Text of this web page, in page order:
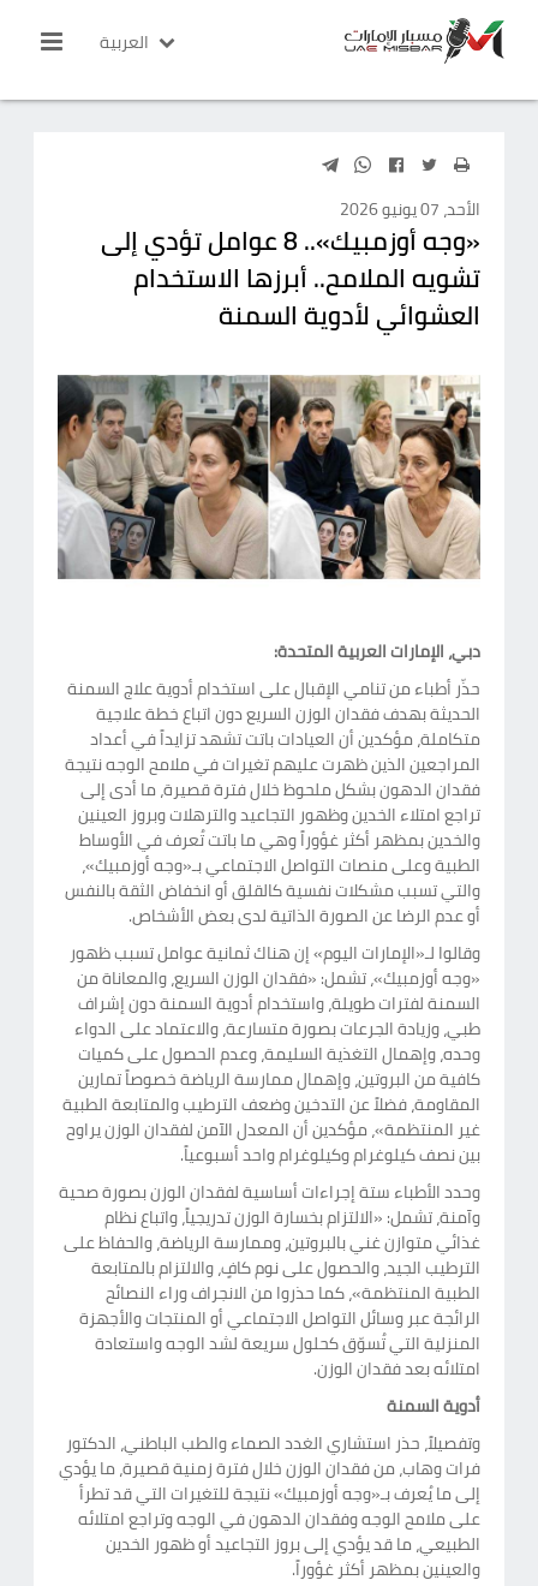
العربية
الأحد، 07 يونيو 2026
«وجه أوزمبيك».. 8 عوامل تؤدي إلى
تشويه الملامح.. أبرزها الاستخدام
العشوائي لأدوية السمنة
دبي، الإمارات العربية المتحدة:
حذّر أطباء من تنامي الإقبال على استخدام أدوية علاج السمنة
الحديثة بهدف فقدان الوزن السريع دون اتباع خطة علاجية
متكاملة، مؤكدين أن العيادات باتت تشهد تزايداً في أعداد
المراجعين الذين ظهرت عليهم تغيرات في ملامح الوجه نتيجة
فقدان الدهون بشكل ملحوظ خلال فترة قصيرة، ما أدى إلى
تراجع امتلاء الخدين وظهور التجاعيد والترهلات وبروز العينين
والخدين بمظهر أكثر غؤوراً وهي ما باتت تُعرف في الأوساط
الطبية وعلى منصات التواصل الاجتماعي بـ«وجه أوزمبيك»،
والتي تسبب مشكلات نفسية كالقلق أو انخفاض الثقة بالنفس
أو عدم الرضا عن الصورة الذاتية لدى بعض الأشخاص.
وقالوا لـ«الإمارات اليوم» إن هناك ثمانية عوامل تسبب ظهور
«وجه أوزمبيك»، تشمل: «فقدان الوزن السريع، والمعاناة من
السمنة لفترات طويلة، واستخدام أدوية السمنة دون إشراف
طبي، وزيادة الجرعات بصورة متسارعة، والاعتماد على الدواء
وحده، وإهمال التغذية السليمة، وعدم الحصول على كميات
كافية من البروتين، وإهمال ممارسة الرياضة خصوصاً تمارين
المقاومة، فضلاً عن التدخين وضعف الترطيب والمتابعة الطبية
غير المنتظمة»، مؤكدين أن المعدل الآمن لفقدان الوزن يراوح
بين نصف كيلوغرام وكيلوغرام واحد أسبوعياً.
وحدد الأطباء ستة إجراءات أساسية لفقدان الوزن بصورة صحية
وآمنة، تشمل: «الالتزام بخسارة الوزن تدريجياً، واتباع نظام
غذائي متوازن غني بالبروتين، وممارسة الرياضة، والحفاظ على
الترطيب الجيد، والحصول على نوم كافٍ، والالتزام بالمتابعة
الطبية المنتظمة»، كما حذروا من الانجراف وراء النصائح
الرائجة عبر وسائل التواصل الاجتماعي أو المنتجات والأجهزة
المنزلية التي تُسوّق كحلول سريعة لشد الوجه واستعادة
امتلائه بعد فقدان الوزن.
أدوية السمنة
وتفصيلاً، حذر استشاري الغدد الصماء والطب الباطني، الدكتور
فرات وهاب، من فقدان الوزن خلال فترة زمنية قصيرة، ما يؤدي
إلى ما يُعرف بـ«وجه أوزمبيك» نتيجة للتغيرات التي قد تطرأ
على ملامح الوجه وفقدان الدهون في الوجه وتراجع امتلائه
الطبيعي، ما قد يؤدي إلى بروز التجاعيد أو ظهور الخدين
والعينين بمظهر أكثر غؤوراً.